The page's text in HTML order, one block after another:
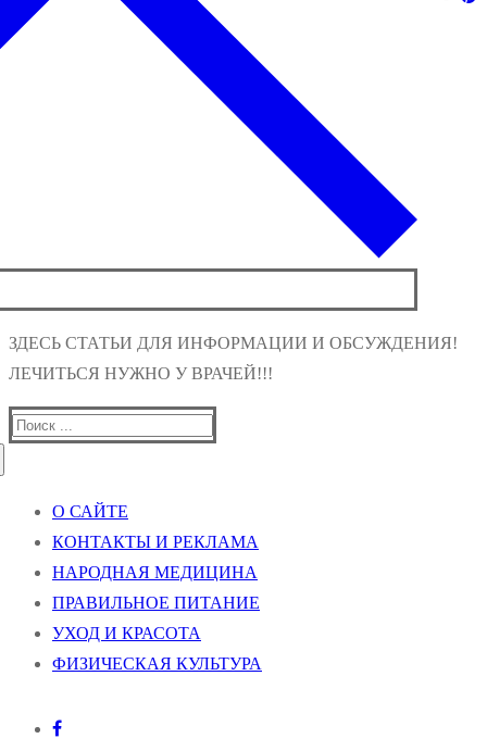
ЗДЕСЬ СТАТЬИ ДЛЯ ИНФОРМАЦИИ И ОБСУЖДЕНИЯ!
ЛЕЧИТЬСЯ НУЖНО У ВРАЧЕЙ!!!
Найти:
О САЙТЕ
КОНТАКТЫ И РЕКЛАМА
НАРОДНАЯ МЕДИЦИНА
ПРАВИЛЬНОЕ ПИТАНИЕ
УХОД И КРАСОТА
ФИЗИЧЕСКАЯ КУЛЬТУРА